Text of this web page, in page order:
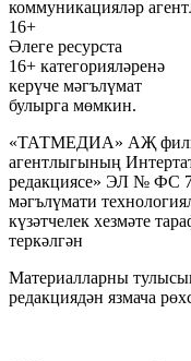
коммуникацияләр
16+
Әлеге ресурста
16+ категорияләренә
керүче мәгълүмат
булырга мөмкин.
«ТАТМЕДИА» АҖ
агентлыгының
редакциясе» ЭЛ № ФС
мәгълүмати
күзәтчелек хезмәте
теркәлгән
Материалларны
редакциядән язмача